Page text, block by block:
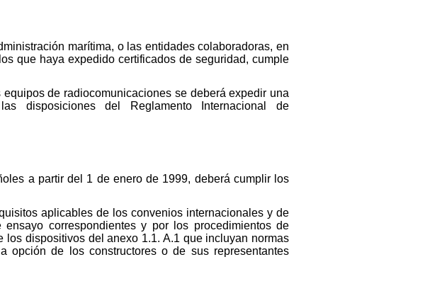
marítima, o las entidades colaboradoras, en
que haya expedido certificados de seguridad, cumple
de radiocomunicaciones se deberá expedir una
disposiciones del Reglamento Internacional de
a partir del 1 de enero de 1999, deberá cumplir los
aplicables de los convenios internacionales y de
correspondientes y por los procedimientos de
dispositivos del anexo 1.1. A.1 que incluyan normas
de los constructores o de sus representantes